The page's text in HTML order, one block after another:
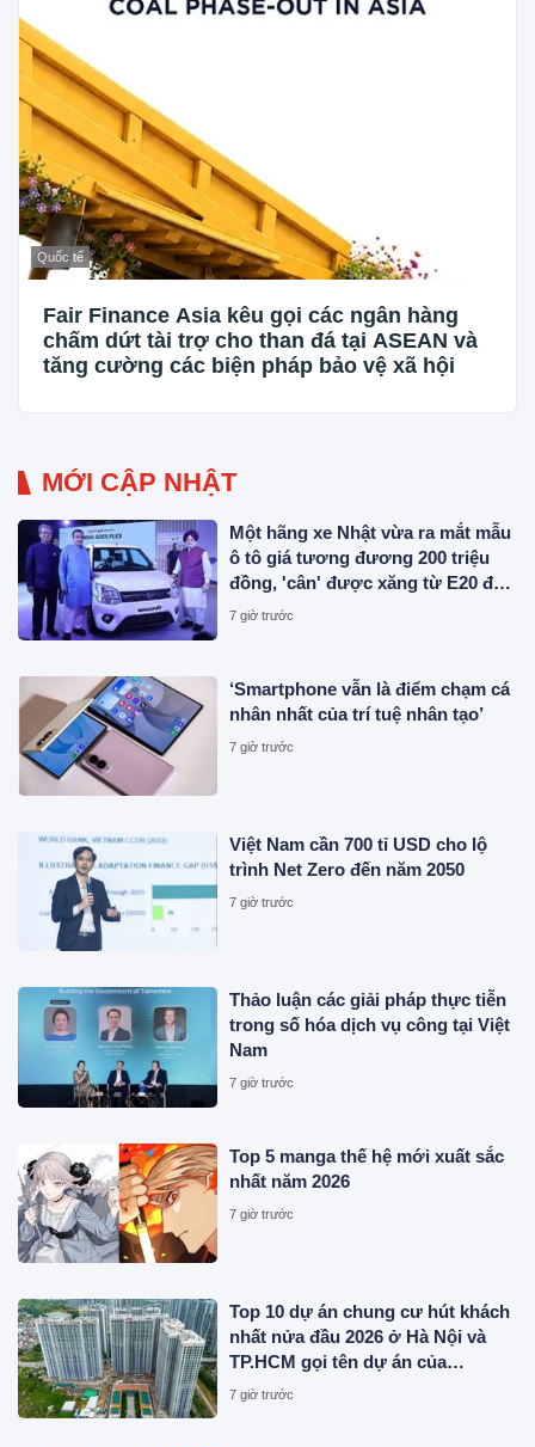
Quốc tế
Fair Finance Asia kêu gọi các ngân hàng
chấm dứt tài trợ cho than đá tại ASEAN và
tăng cường các biện pháp bảo vệ xã hội
MỚI CẬP NHẬT
Một hãng xe Nhật vừa ra mắt mẫu
ô tô giá tương đương 200 triệu
đồng, 'cân' được xăng từ E20 đến
E100
7 giờ trước
‘Smartphone vẫn là điểm chạm cá
nhân nhất của trí tuệ nhân tạo’
7 giờ trước
Việt Nam cần 700 tỉ USD cho lộ
trình Net Zero đến năm 2050
7 giờ trước
Thảo luận các giải pháp thực tiễn
trong số hóa dịch vụ công tại Việt
Nam
7 giờ trước
Top 5 manga thế hệ mới xuất sắc
nhất năm 2026
7 giờ trước
Top 10 dự án chung cư hút khách
nhất nửa đầu 2026 ở Hà Nội và
TP.HCM gọi tên dự án của
Sunshine Group, MIK Group,
7 giờ trước